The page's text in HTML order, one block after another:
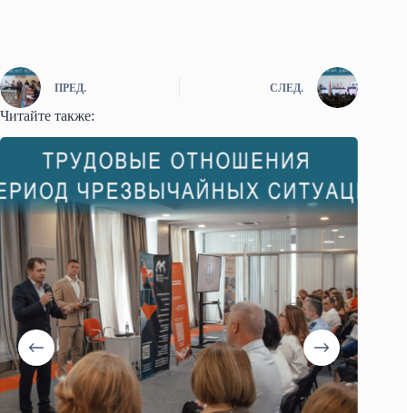
ПРЕД. СЛЕД.
Читайте также: